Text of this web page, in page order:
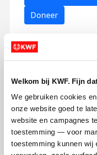
Welkom bij KWF. Fijn
We gebruiken cookies
onze website goed te
website en campagnes
toestemming — voor
toestemming kunnen wij
Doneer